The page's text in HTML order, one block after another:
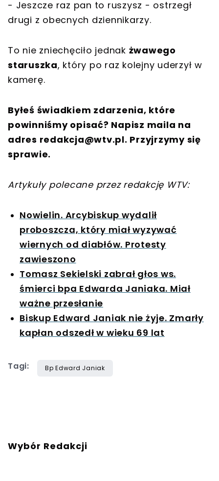
- Jeszcze raz pan to ruszysz - ostrzegł
drugi z obecnych dziennikarzy.
To nie zniechęciło jednak żwawego
staruszka, który po raz kolejny uderzył w
kamerę.
Byłeś świadkiem zdarzenia, które
powinniśmy opisać? Napisz maila na
adres redakcja@wtv.pl. Przyjrzymy się
sprawie.
Artykuły polecane przez redakcję WTV:
Nowielin. Arcybiskup wydalił
proboszcza, który miał wyzywać
wiernych od diabłów. Protesty
zawieszono
Tomasz Sekielski zabrał głos ws.
śmierci bpa Edwarda Janiaka. Miał
ważne przesłanie
Biskup Edward Janiak nie żyje. Zmarły
kapłan odszedł w wieku 69 lat
Tagi: Bp Edward Janiak
Wybór Redakcji